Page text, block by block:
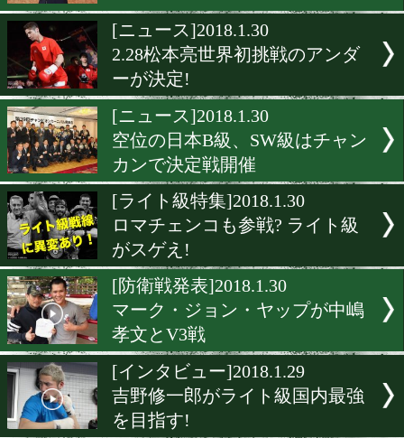
[試合後談話]2018.1.30
チャオズ箕輪 次は世界か!?
[発表会見]2018.1.30
田中恒成がフライ級初戦を
[ニュース]2018.1.30
2.28松本亮世界初挑戦のア
ーが決定!
[ニュース]2018.1.30
空位の日本B級、SW級は
カンで決定戦開催